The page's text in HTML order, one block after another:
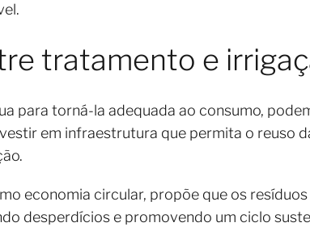
tratamento e
para torná-la adequada ao consumo,
em infraestrutura que permita o reuso
economia circular, propõe que os
desperdícios e promovendo um ciclo